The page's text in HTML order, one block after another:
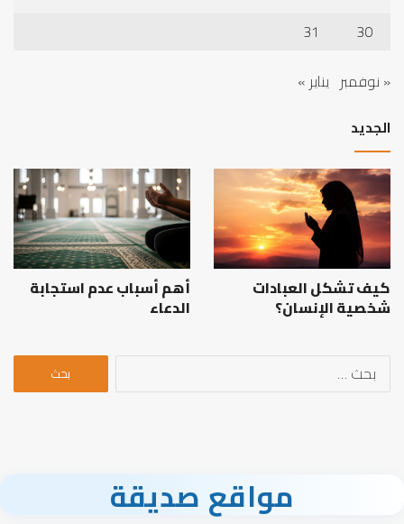
30
31
« نوفمبر يناير »
الجديد
كيف تشكل العبادات
شخصية الإنسان؟
أهم أسباب عدم استجابة
الدعاء
البحث
مواقع صديقة